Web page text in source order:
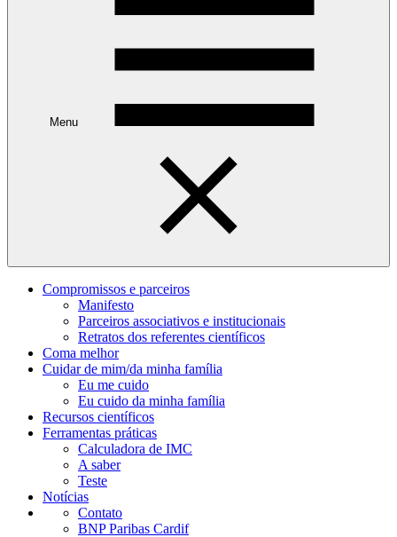
Menu
Compromissos e parceiros
Manifesto
Parceiros associativos e institucionais
Retratos dos referentes científicos
Coma melhor
Cuidar de mim/da minha família
Eu me cuido
Eu cuido da minha família
Recursos científicos
Ferramentas práticas
Calculadora de IMC
A saber
Teste
Notícias
Contato
BNP Paribas Cardif